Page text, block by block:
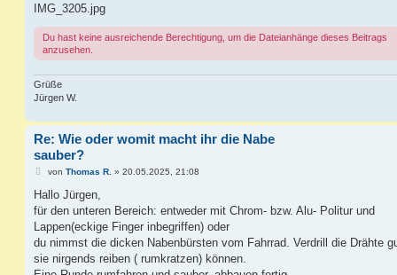
IMG_3205.jpg
Du hast keine ausreichende Berechtigung, um die Dateianhänge dieses Beitrags
anzusehen.
Grüße
Jürgen W.
Re: Wie oder womit macht ihr die Nabe
sauber?
B
i
r
a
g
von Thomas R. » 20.05.2025, 21:08
Hallo Jürgen,
für den unteren Bereich: entweder mit Chrom- bzw. Alu- Politur und
Lappen(eckige Finger inbegriffen) oder
du nimmst die dicken Nabenbürsten vom Fahrrad. Verdrill die Drähte
sie nirgends reiben ( rumkratzen) können.